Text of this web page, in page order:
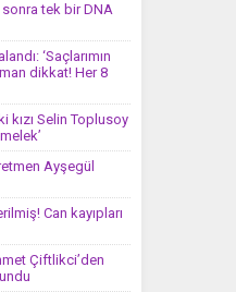
sonra tek bir DNA
‘Saçlarımın
dikkat! Her 8
kızı Selin Toplusoy
Ayşegül
Can kayıpları
Çiftlikci’den